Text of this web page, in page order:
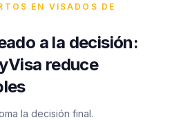
EN VISADOS DE
a la decisión:
reduce
la decisión final.